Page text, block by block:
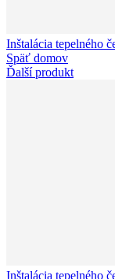
Inštalácia tepelného
Späť domov
Ďalší produkt
Inštalácia tepelného